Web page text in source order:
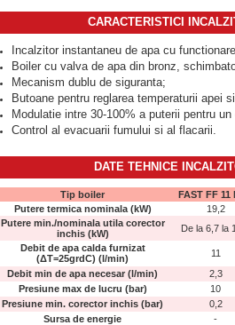
CARACTERISTICI
Incalzitor instantaneu de apa cu
Boiler cu valva de apa din bronz,
Mecanism dublu de siguranta;
Butoane pentru reglarea temperaturii apei
Modulatie intre 30-100% a puterii pentru
Control al evacuarii fumului si al flacarii.
DATE TEHNICE
Tip boiler FAST FF 11
Putere termica nominala (kW)
19,2
Putere min./nominala utila corector
inchis (kW)
De la 6,7 la
Debit de apa calda furnizat
(ΔT=25grdC) (l/min)
11
Debit min de apa necesar (l/min)
2,3
Presiune max de lucru (bar)
10
Presiune min. corector inchis (bar)
0,2
Sursa de energie
-